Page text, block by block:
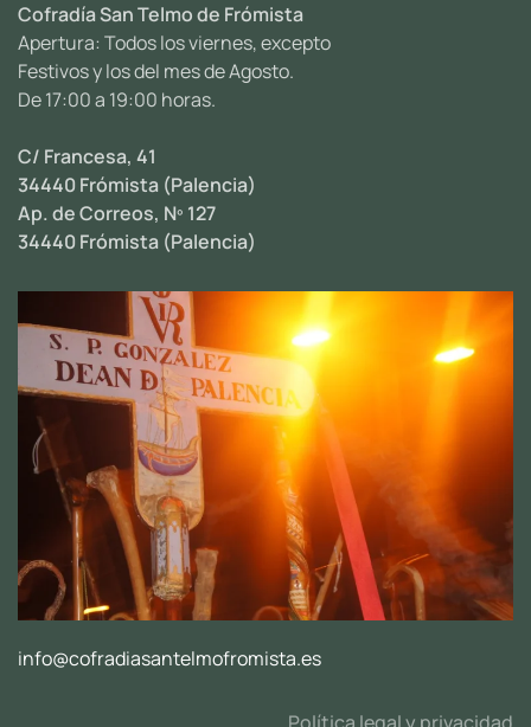
Cofradía San Telmo de Frómista
Apertura: Todos los viernes, excepto
Festivos y los del mes de Agosto.
De 17:00 a 19:00 horas.
C/ Francesa, 41
34440 Frómista (Palencia)
Ap. de Correos, Nº 127
34440 Frómista (Palencia)
info@cofradiasantelmofromista.es